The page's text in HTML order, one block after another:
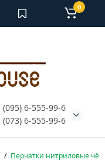
(095) 6-555-99-6
(073) 6-555-99-6
0
Перчатки нитриловые